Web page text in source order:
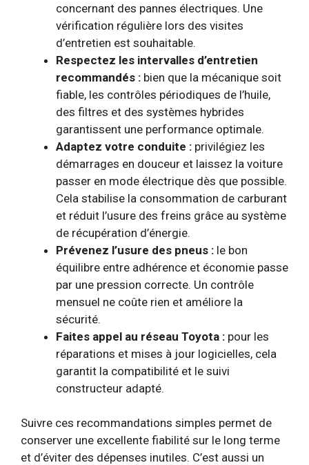
concernant des pannes électriques. Une
vérification régulière lors des visites
d’entretien est souhaitable.
Respectez les intervalles d’entretien
recommandés : bien que la mécanique soit
fiable, les contrôles périodiques de l’huile,
des filtres et des systèmes hybrides
garantissent une performance optimale.
Adaptez votre conduite : privilégiez les
démarrages en douceur et laissez la voiture
passer en mode électrique dès que possible.
Cela stabilise la consommation de carburant
et réduit l’usure des freins grâce au système
de récupération d’énergie.
Prévenez l’usure des pneus : le bon
équilibre entre adhérence et économie passe
par une pression correcte. Un contrôle
mensuel ne coûte rien et améliore la
sécurité.
Faites appel au réseau Toyota : pour les
réparations et mises à jour logicielles, cela
garantit la compatibilité et le suivi
constructeur adapté.
Suivre ces recommandations simples permet de
conserver une excellente fiabilité sur le long terme
et d’éviter des dépenses inutiles. C’est aussi un